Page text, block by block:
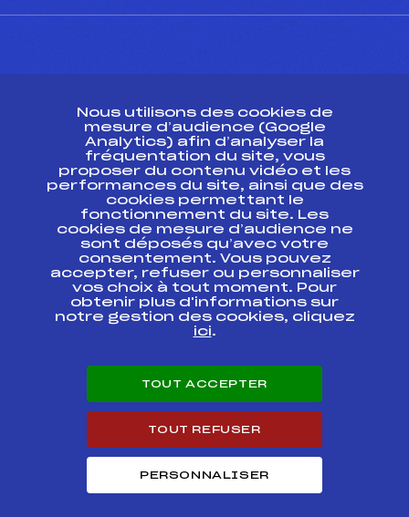
Ressources
Pass’Neige
Projet sportif fédéral
Projet de performance fédéral
Antidopage
Pôle Développement, Formation, Suivi
Scientifique
Listes ministérielles
Pôle vie de l’athlète
Enseignement professionnel
Carrières
Nous utilisons des cookies de
mesure d’audience (Google
Analytics) afin d’analyser la
fréquentation du site, vous
proposer du contenu vidéo et les
performances du site, ainsi que des
cookies permettant le
fonctionnement du site. Les
cookies de mesure d’audience ne
sont déposés qu’avec votre
consentement. Vous pouvez
accepter, refuser ou personnaliser
vos choix à tout moment. Pour
obtenir plus d'informations sur
notre gestion des cookies, cliquez
ici.
TOUT ACCEPTER
TOUT REFUSER
PERSONNALISER